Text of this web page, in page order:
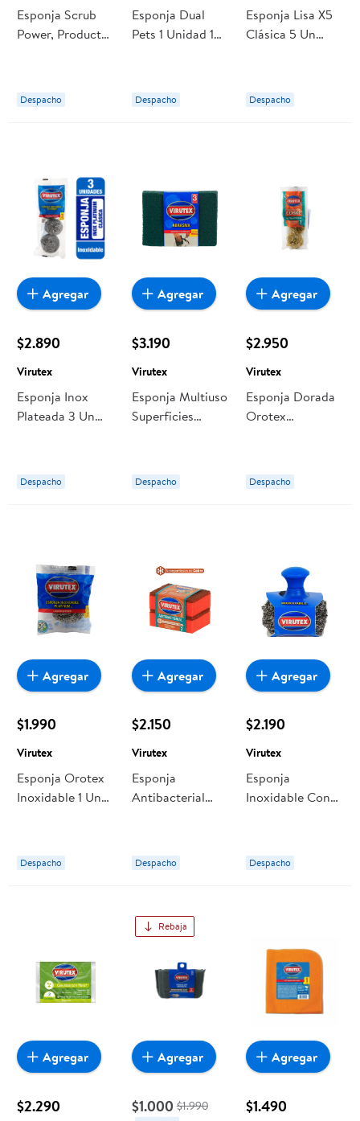
Esponja Scrub
Power, Producto
Despacho
Esponja Dual
Pets 1 Unidad 1
Despacho
Esponja Lisa X5
Clásica 5 Un
Despacho
$2.890
Virutex
Esponja Inox
Plateada 3 Un
Despacho
Agregar
$3.190
Virutex
Esponja Multiuso
Superficies
Despacho
Agregar
$2.950
Virutex
Esponja Dorada
Orotex
Despacho
Agregar
$1.990
Virutex
Esponja Orotex
Inoxidable 1 Un
Despacho
Agregar
$2.150
Virutex
Esponja
Antibacterial
Despacho
Agregar
$2.190
Virutex
Esponja
Inoxidable Con
Despacho
Agregar
$2.290
Agregar
Rebaja
$1.000 $1.990
Agregar
$1.490
Agregar